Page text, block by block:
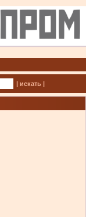
| искать |